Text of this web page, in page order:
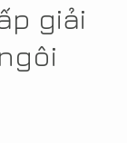
giải